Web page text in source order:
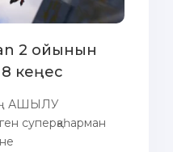
2 ойынын
кеңес
АШЫЛУ
суперқаһарман